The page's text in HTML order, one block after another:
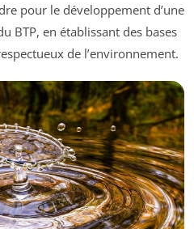
pour le développement d’une
BTP, en établissant des bases
de l’environnement.